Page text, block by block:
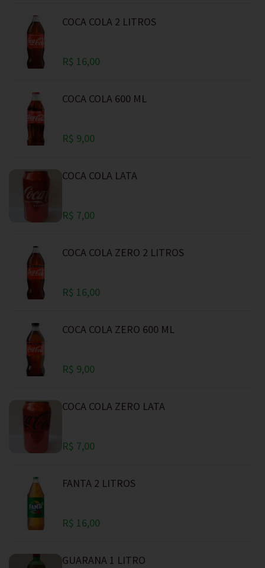
COCA COLA 2 LITROS
R$ 16,00
COCA COLA 600 ML
R$ 9,00
COCA COLA LATA
R$ 7,00
COCA COLA ZERO 2 LITROS
R$ 16,00
COCA COLA ZERO 600 ML
R$ 9,00
COCA COLA ZERO LATA
R$ 7,00
FANTA 2 LITROS
R$ 16,00
GUARANA 1 LITRO